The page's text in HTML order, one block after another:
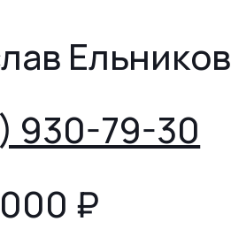
Ельников
930-79-30
₽